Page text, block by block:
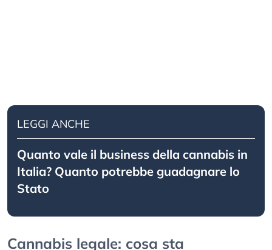
LEGGI ANCHE
Quanto vale il business della cannabis in
Italia? Quanto potrebbe guadagnare lo
Stato
Cannabis legale: cosa sta